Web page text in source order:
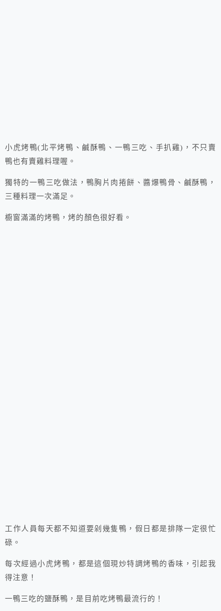
小虎烤鴨(北平烤鴨、鹹酥鴨、一鴨三吃、手扒雞)，不只賣
鴨也有賣雞料理喔。
獨特的一鴨三吃做法，鴨胸片肉捲餅、醬爆鴨骨、鹹酥鴨，
三種料理一次滿足。
櫥窗滿滿的烤鴨，烤的顏色很好看。
工作人員每天都不知道要剁幾隻鴨，假日都是排隊一定很忙
碌。
每次經過小虎烤鴨，都是這個現炒特調烤鴨的香味，引起我
得注意！
一鴨三吃的鹽酥鴨，是目前吃烤鴨最流行的！